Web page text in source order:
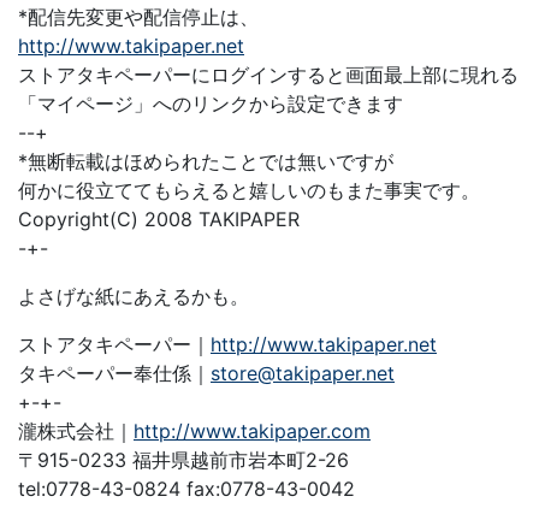
*配信先変更や配信停止は、
http://www.takipaper.net
ストアタキペーパーにログインすると画面最上部に現れる
「マイページ」へのリンクから設定できます
--+
*無断転載はほめられたことでは無いですが
何かに役立ててもらえると嬉しいのもまた事実です。
Copyright(C) 2008 TAKIPAPER
-+-
よさげな紙にあえるかも。
ストアタキペーパー｜ http://www.takipaper.net
タキペーパー奉仕係｜ store@takipaper.net
+-+-
瀧株式会社｜ http://www.takipaper.com
〒915-0233 福井県越前市岩本町2-26
tel:0778-43-0824 fax:0778-43-0042